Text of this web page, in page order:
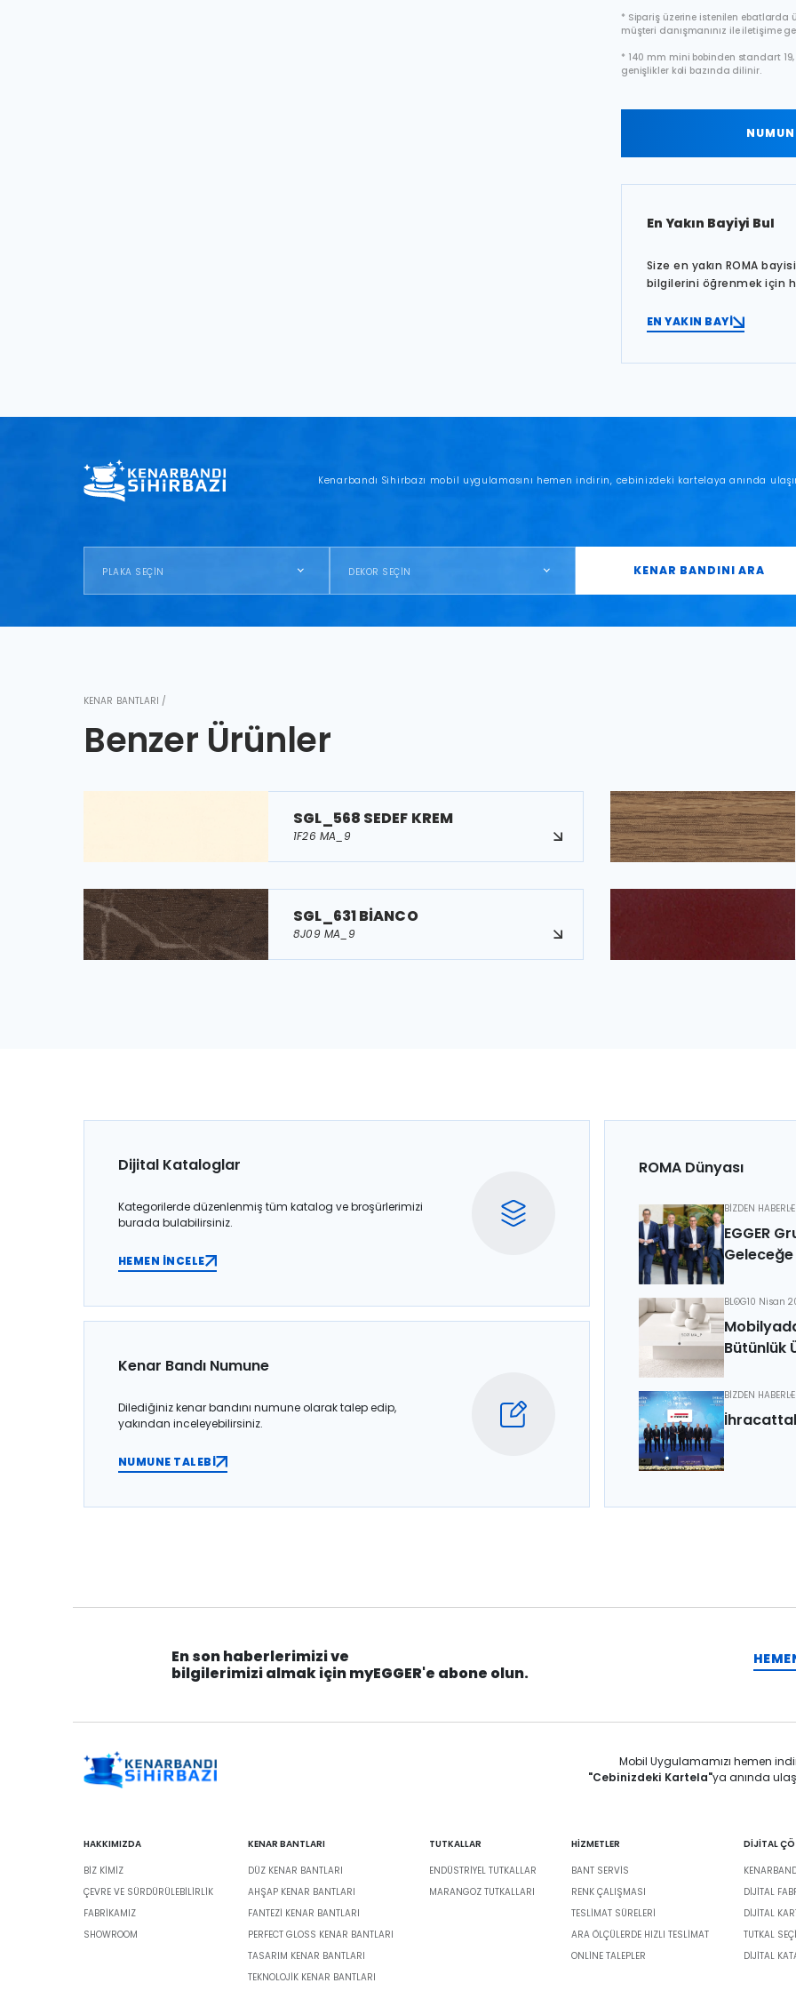
* Sipariş üzerine istenilen ebatlarda
müşteri danışmanınız ile iletişime
* 140 mm mini bobinden standart
genişlikler koli bazında dilinir.
En Yakın Bayiyi Bul
Size en yakın ROMA
bilgilerini öğrenmek için
EN YAKIN BAYİ
Kenarbandı Sihirbazı mobil uygulamasını hemen indirin, cebinizdeki kartelaya anında
PLAKA SEÇİN DEKOR SEÇİN KENAR BANDINI ARA
KENAR BANTLARI /
Benzer Ürünler
SGL_568 SEDEF KREM
1F26 MA_9
SGL_631 BİANCO
8J09 MA_9
Dijital Kataloglar
Kategorilerde düzenlenmiş tüm katalog ve broşürlerimizi
burada bulabilirsiniz.
HEMEN İNCELE
Kenar Bandı Numune
Dilediğiniz kenar bandını numune olarak talep edip,
yakından inceleyebilirsiniz.
NUMUNE TALEBİ
ROMA Dünyası
BİZDEN
EGGER
Geleceğe
BLOG10 Nisan
Bütünlük
BİZDEN
En son haberlerimizi ve
bilgilerimizi almak için myEGGER'e abone olun.
Mobil Uygulamamızı hemen
"Cebinizdeki Kartela"ya anında
HAKKIMIZDA
BIZ KIMIZ
ÇEVRE VE SÜRDÜRÜLEBILIRLIK
FABRİKAMIZ
SHOWROOM
KENAR BANTLARI
DÜZ KENAR BANTLARI
AHŞAP KENAR BANTLARI
FANTEZI KENAR BANTLARI
PERFECT GLOSS KENAR BANTLARI
TASARIM KENAR BANTLARI
TEKNOLOJIK KENAR BANTLARI
TUTKALLAR
ENDÜSTRIYEL TUTKALLAR
MARANGOZ TUTKALLARI
HİZMETLER
BANT SERVIS
RENK ÇALIŞMASI
TESLIMAT SÜRELERI
ARA ÖLÇÜLERDE HIZLI TESLIMAT
ONLINE TALEPLER
DİJİTAL
DIJITAL
DİJİTAL
TUTKAL
DIJITAL